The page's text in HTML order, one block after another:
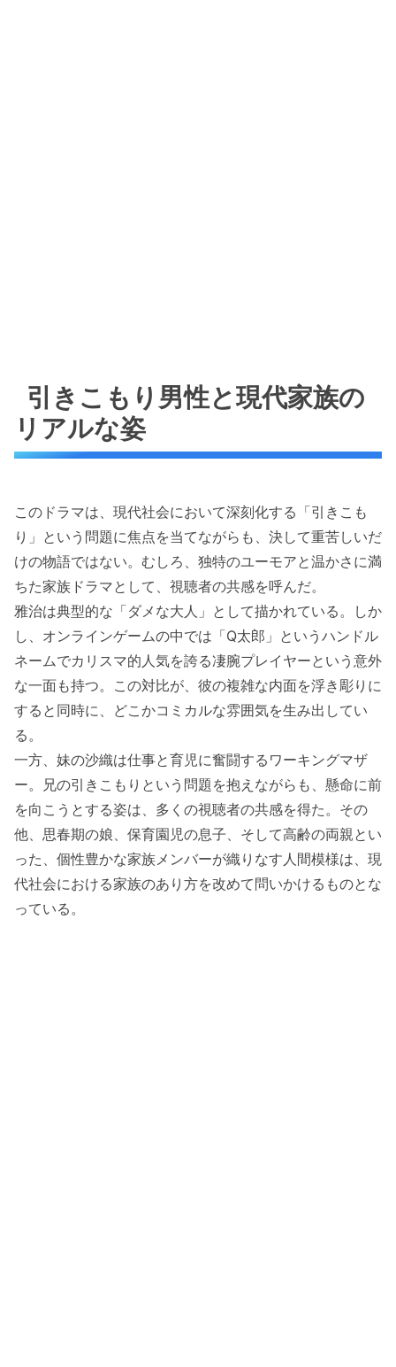
引きこもり男性と現代家族の
リアルな姿
このドラマは、現代社会において深刻化する「引きこも
り」という問題に焦点を当てながらも、決して重苦しいだ
けの物語ではない。むしろ、独特のユーモアと温かさに満
ちた家族ドラマとして、視聴者の共感を呼んだ。
雅治は典型的な「ダメな大人」として描かれている。しか
し、オンラインゲームの中では「Q太郎」というハンドル
ネームでカリスマ的人気を誇る凄腕プレイヤーという意外
な一面も持つ。この対比が、彼の複雑な内面を浮き彫りに
すると同時に、どこかコミカルな雰囲気を生み出してい
る。
一方、妹の沙織は仕事と育児に奮闘するワーキングマザ
ー。兄の引きこもりという問題を抱えながらも、懸命に前
を向こうとする姿は、多くの視聴者の共感を得た。その
他、思春期の娘、保育園児の息子、そして高齢の両親とい
った、個性豊かな家族メンバーが織りなす人間模様は、現
代社会における家族のあり方を改めて問いかけるものとな
っている。